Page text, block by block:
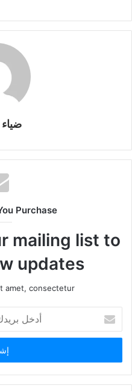
e
b
er
s
A
s
e
n
er
ar
e
ضياء
Purchase
mailing list to
updates!
amet, consectetur.
بريدك
الإلكتروني